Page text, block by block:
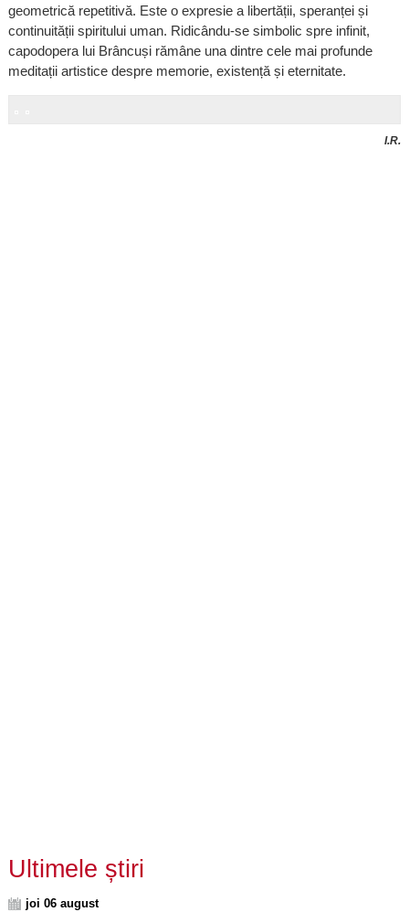
geometrică repetitivă. Este o expresie a libertății, speranței și
continuității spiritului uman. Ridicându-se simbolic spre infinit,
capodopera lui Brâncuși rămâne una dintre cele mai profunde
meditații artistice despre memorie, existență și eternitate.
I.R.
Ultimele știri
joi 06 august